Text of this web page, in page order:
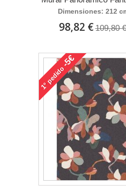
Dimensiones: 212
98,82 € 109,80 €
1°
pedido
-5€